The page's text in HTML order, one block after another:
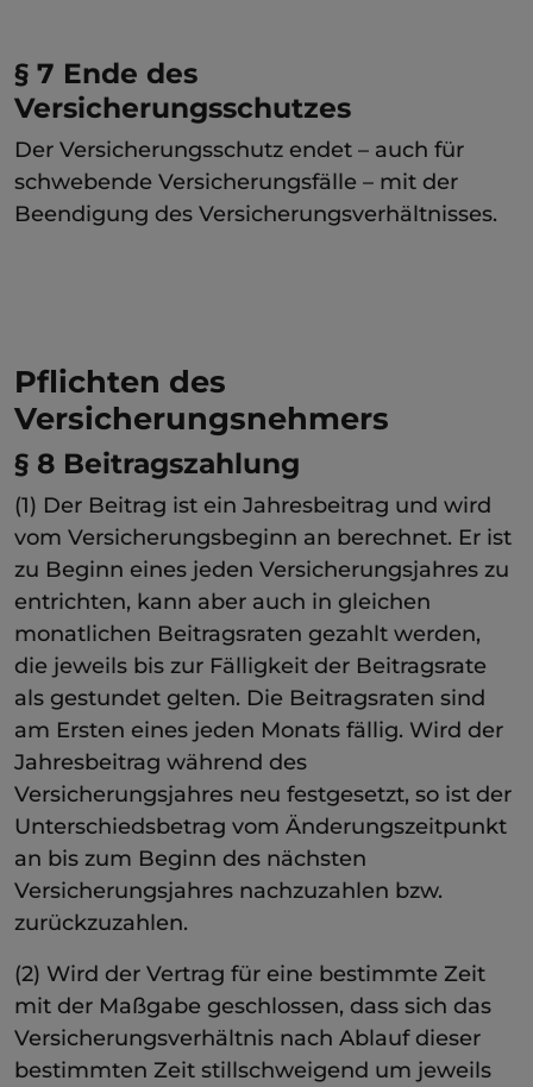
§ 7 Ende des
Versicherungsschutzes
Der Versicherungsschutz endet – auch für
schwebende Versicherungsfälle – mit der
Beendigung des Versicherungsverhältnisses.
Pflichten des
Versicherungsnehmers
§ 8 Beitragszahlung
(1) Der Beitrag ist ein Jahresbeitrag und wird
vom Versicherungsbeginn an berechnet. Er ist
zu Beginn eines jeden Versicherungsjahres zu
entrichten, kann aber auch in gleichen
monatlichen Beitragsraten gezahlt werden,
die jeweils bis zur Fälligkeit der Beitragsrate
als gestundet gelten. Die Beitragsraten sind
am Ersten eines jeden Monats fällig. Wird der
Jahresbeitrag während des
Versicherungsjahres neu festgesetzt, so ist der
Unterschiedsbetrag vom Änderungszeitpunkt
an bis zum Beginn des nächsten
Versicherungsjahres nachzuzahlen bzw.
zurückzuzahlen.
(2) Wird der Vertrag für eine bestimmte Zeit
mit der Maßgabe geschlossen, dass sich das
Versicherungsverhältnis nach Ablauf dieser
bestimmten Zeit stillschweigend um jeweils